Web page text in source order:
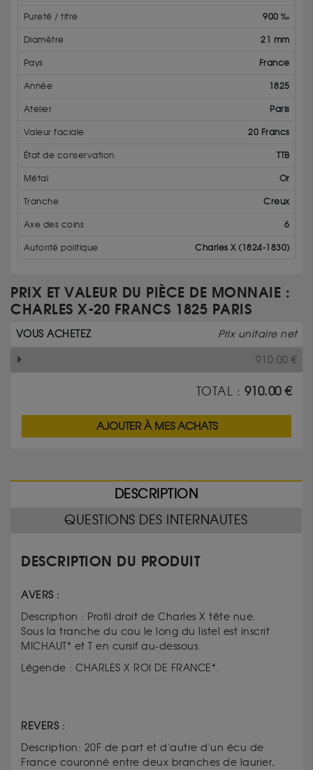
Pureté / titre 900 ‰
Diamètre 21 mm
Pays France
Année 1825
Atelier Paris
Valeur faciale 20 Francs
État de conservation TTB
Métal Or
Tranche Creux
Axe des coins 6
Autorité politique Charles X (1824-1830)
PRIX ET VALEUR DU PIÈCE DE MONNAIE :
CHARLES X-20 FRANCS 1825 PARIS
VOUS ACHETEZ Prix unitaire net
910.00 €
TOTAL : 910.00€
AJOUTER À MES ACHATS
DESCRIPTION
QUESTIONS DES INTERNAUTES
DESCRIPTION DU PRODUIT
AVERS :
Description : Profil droit de Charles X tête nue.
Sous la tranche du cou le long du listel est inscrit
MICHAUT* et T en cursif au-dessous.
Légende : CHARLES X ROI DE FRANCE*.
REVERS :
Description: 20F de part et d'autre d'un écu de
France couronné entre deux branches de laurier,